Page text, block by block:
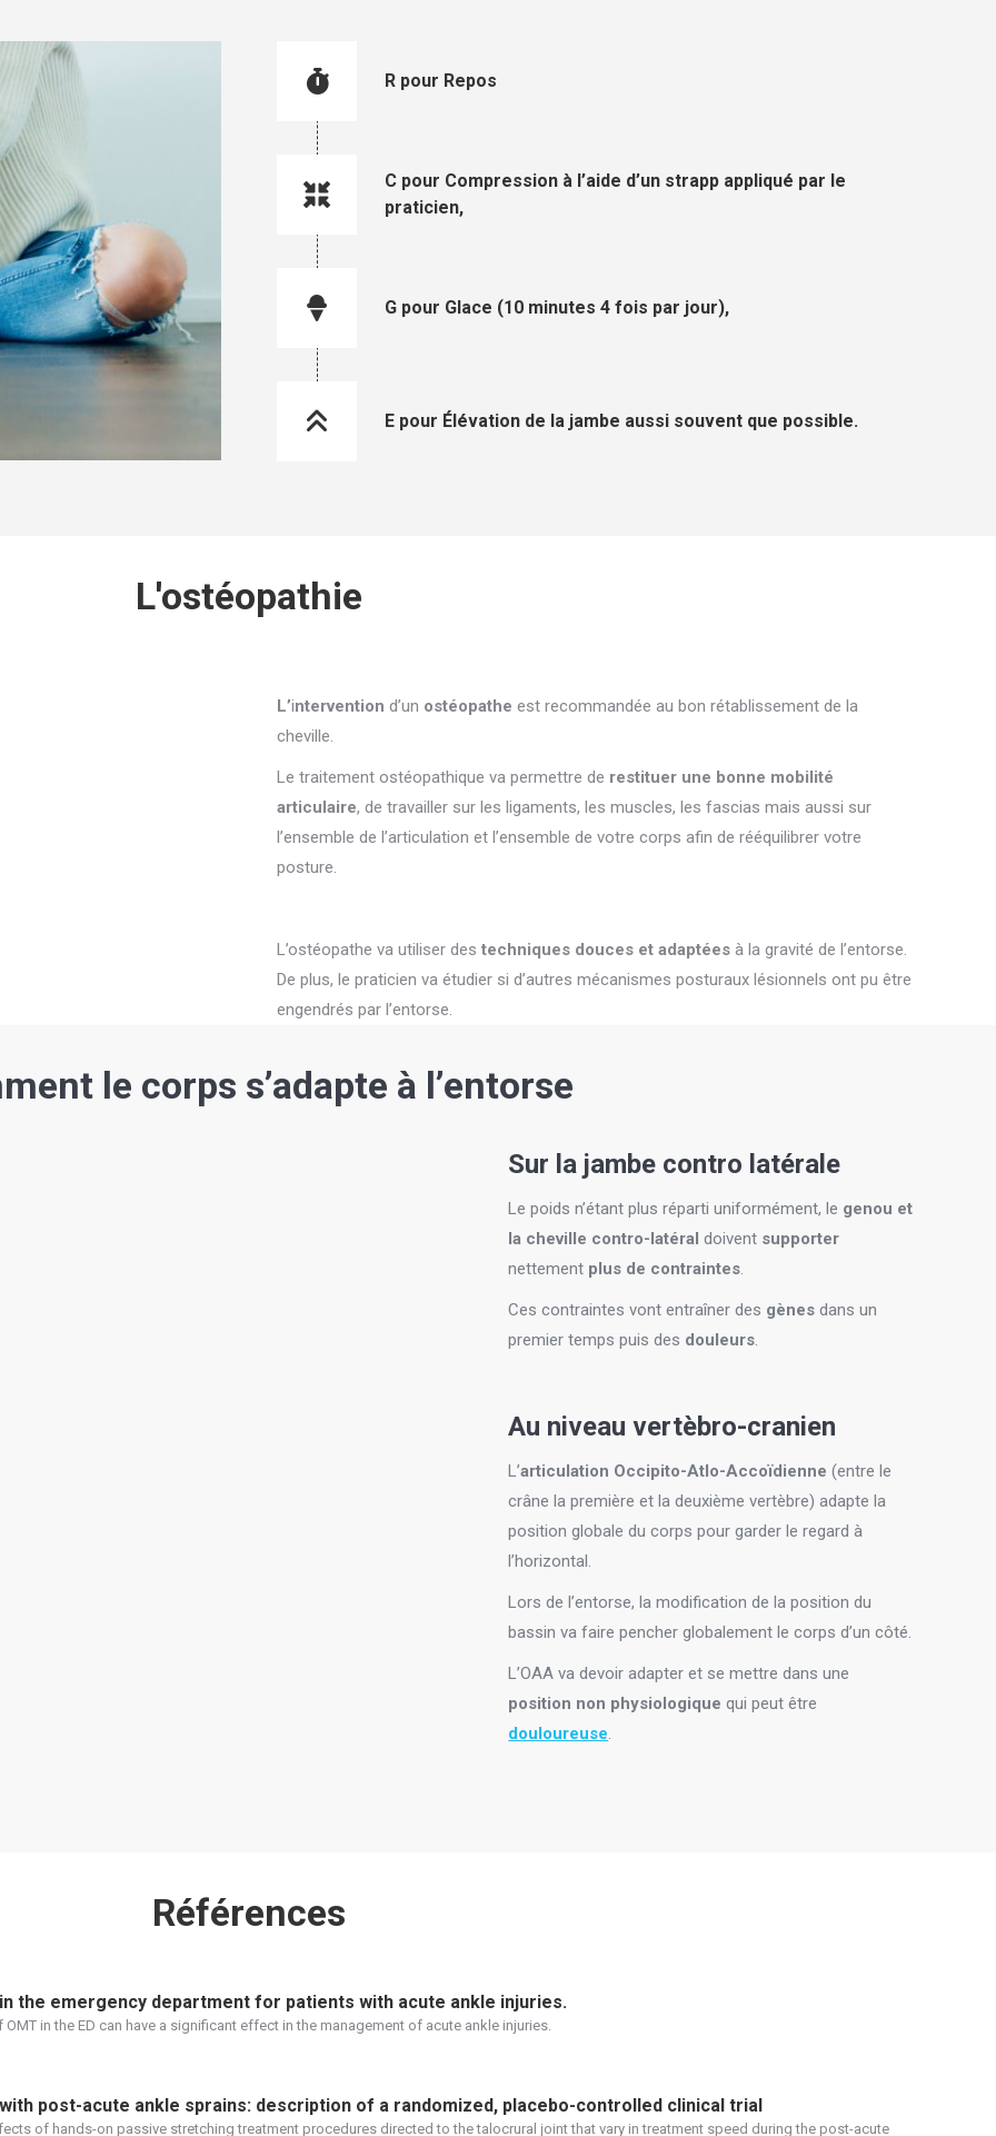
R pour Repos
C pour Compression à l’aide d’un strapp appliqué par le
praticien,
G pour Glace (10 minutes 4 fois par jour),
E pour Élévation de la jambe aussi souvent que possible.
L'ostéopathie
L’intervention d’un ostéopathe est recommandée au bon rétablissement de la
cheville.
Le traitement ostéopathique va permettre de restituer une bonne mobilité
articulaire, de travailler sur les ligaments, les muscles, les fascias mais aussi sur
l’ensemble de l’articulation et l’ensemble de votre corps afin de rééquilibrer votre
posture.
L’ostéopathe va utiliser des techniques douces et adaptées à la gravité de l’entorse.
De plus, le praticien va étudier si d’autres mécanismes posturaux lésionnels ont pu être
engendrés par l’entorse.
le corps s’adapte à l’entorse
Sur la jambe contro latérale
Le poids n’étant plus réparti uniformément, le genou et
la cheville contro-latéral doivent supporter
nettement plus de contraintes.
Ces contraintes vont entraîner des gènes dans un
premier temps puis des douleurs.
Au niveau vertèbro-cranien
L’articulation Occipito-Atlo-Accoïdienne (entre le
crâne la première et la deuxième vertèbre) adapte la
position globale du corps pour garder le regard à
l’horizontal.
Lors de l’entorse, la modification de la position du
bassin va faire pencher globalement le corps d’un côté.
L’OAA va devoir adapter et se mettre dans une
position non physiologique qui peut être
douloureuse.
Références
the emergency department for patients with acute ankle injuries.
in the ED can have a significant effect in the management of acute ankle injuries.
post-acute ankle sprains: description of a randomized, placebo-controlled clinical trial
of hands-on passive stretching treatment procedures directed to the talocrural joint that vary in treatment speed during the post-acute